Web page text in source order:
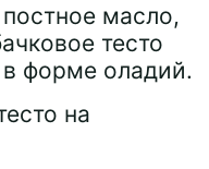
масло,
тесто
форме оладий.